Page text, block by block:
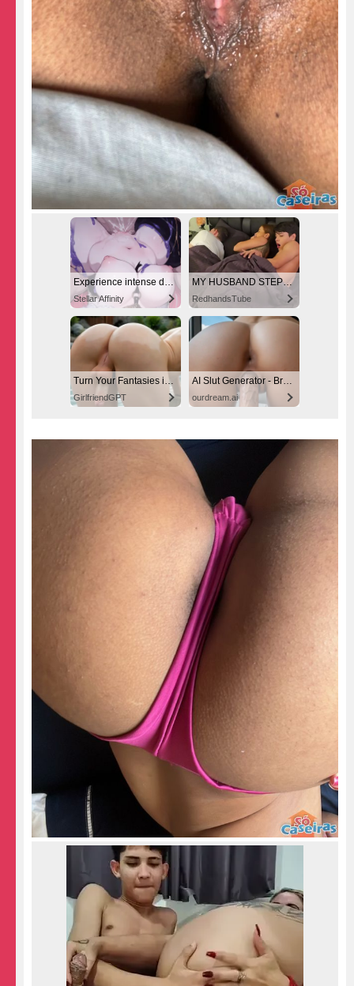
Stellar Affinity
MY HUSBAND STEPSON MISTAKENLY GIVES ME IN THE ASS
RedhandsTube
Turn Your Fantasies into Reality
GirlfriendGPT ourdream.ai